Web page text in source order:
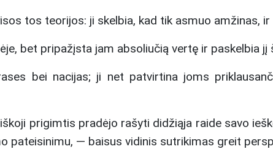
tos teorijos: ji skelbia, kad tik asmuo amžinas,
bet pripažįsta jam absoliučią vertę ir paskelbia jį
bei nacijas; ji net patvirtina joms
prigimtis pradėjo rašyti didžiąja raide savo
pateisinimu, — baisus vidinis sutrikimas greit